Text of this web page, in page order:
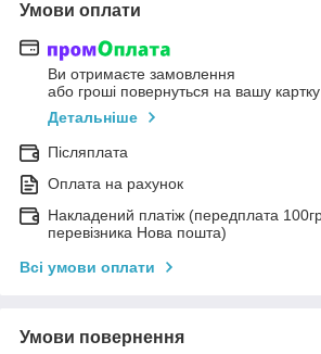
Умови оплати
Ви отримаєте замовлення
або гроші повернуться на вашу картку
Детальніше
Післяплата
Оплата на рахунок
Накладений платіж (передплата
перевізника Нова пошта)
Всі умови оплати
Умови повернення